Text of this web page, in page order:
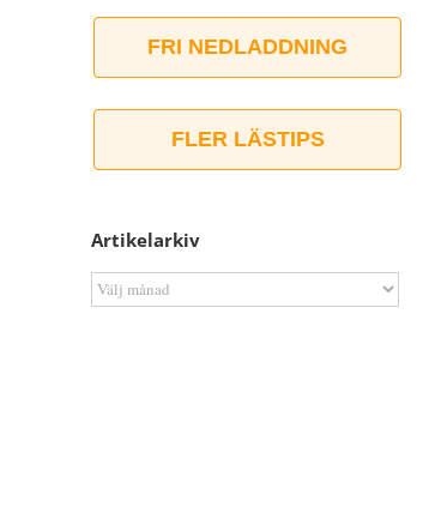
FRI NEDLADDNING
FLER LÄSTIPS
Artikelarkiv
Artikelarkiv